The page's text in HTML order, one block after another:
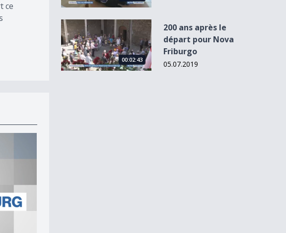
ce
200 ans après le départ pour Nova Friburgo
00:02:43
200 ans après le
départ pour Nova
Friburgo
05.07.2019